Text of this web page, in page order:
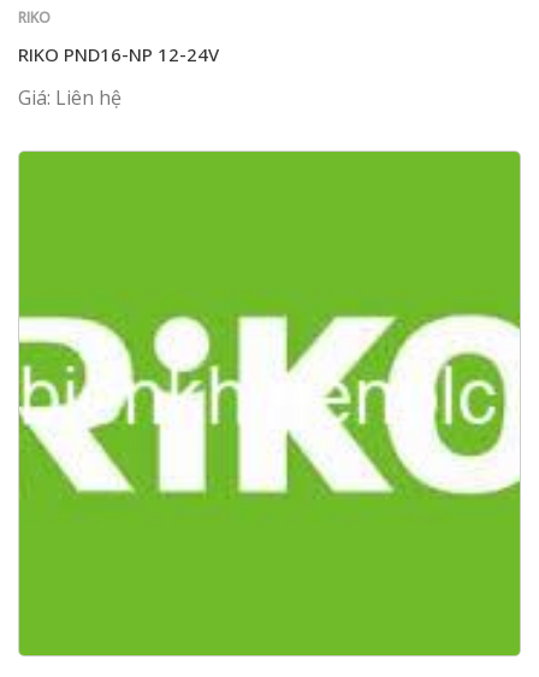
RIKO
RIKO PND16-NP 12-24V
Giá: Liên hệ